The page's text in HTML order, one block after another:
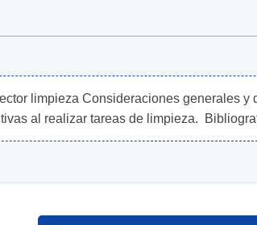
limpieza Consideraciones generales
al realizar tareas de limpieza.